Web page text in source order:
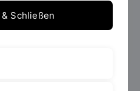
Schließen